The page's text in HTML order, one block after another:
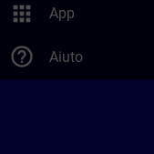
apps App
help_outline Aiuto